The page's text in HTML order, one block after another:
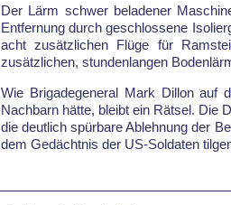
Der Lärm schwer beladener
Entfernung durch geschlossene
acht zusätzlichen Flüge für
zusätzlichen, stundenlangen
Wie Brigadegeneral Mark Dillon auf
Nachbarn hätte, bleibt ein Rätsel. Die
die deutlich spürbare Ablehnung der
dem Gedächtnis der US-Soldaten